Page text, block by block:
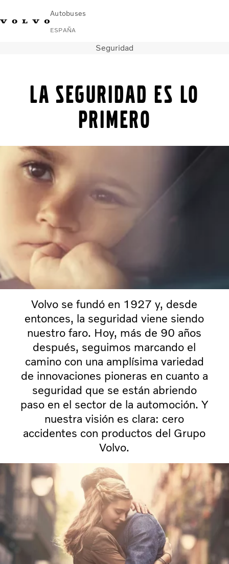
Autobuses
ESPAÑA
Buscar concesionarioVolvo Connect
Autobuses urbanos e interurbanos
Autocares
Contacto
Seguridad
La seguridad es lo
primero
Volvo se fundó en 1927 y, desde
entonces, la seguridad viene siendo
nuestro faro. Hoy, más de 90 años
después, seguimos marcando el
camino con una amplísima variedad
de innovaciones pioneras en cuanto a
seguridad que se están abriendo
paso en el sector de la automoción. Y
nuestra visión es clara: cero
accidentes con productos del Grupo
Volvo.